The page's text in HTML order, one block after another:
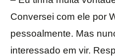
Conversei com ele por
pessoalmente. Mas
interessado em vir.